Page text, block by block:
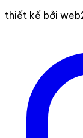
thiết kế bởi